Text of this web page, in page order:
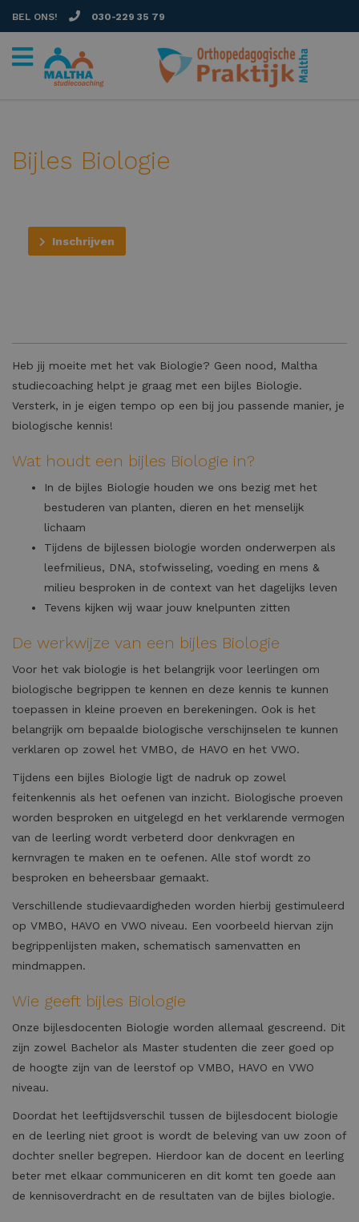
BEL ONS! 030-229 35 79
Bijles Biologie
Inschrijven
Heb jij moeite met het vak Biologie? Geen nood, Maltha
studiecoaching helpt je graag met een bijles Biologie.
Versterk, in je eigen tempo op een bij jou passende manier, je
biologische kennis!
Wat houdt een bijles Biologie in?
In de bijles Biologie houden we ons bezig met het
bestuderen van planten, dieren en het menselijk
lichaam
Tijdens de bijlessen biologie worden onderwerpen als
leefmilieus, DNA, stofwisseling, voeding en mens &
milieu besproken in de context van het dagelijks leven
Tevens kijken wij waar jouw knelpunten zitten
De werkwijze van een bijles Biologie
Voor het vak biologie is het belangrijk voor leerlingen om
biologische begrippen te kennen en deze kennis te kunnen
toepassen in kleine proeven en berekeningen. Ook is het
belangrijk om bepaalde biologische verschijnselen te kunnen
verklaren op zowel het VMBO, de HAVO en het VWO.
Tijdens een bijles Biologie ligt de nadruk op zowel
feitenkennis als het oefenen van inzicht. Biologische proeven
worden besproken en uitgelegd en het verklarende vermogen
van de leerling wordt verbeterd door denkvragen en
kernvragen te maken en te oefenen. Alle stof wordt zo
besproken en beheersbaar gemaakt.
Verschillende studievaardigheden worden hierbij gestimuleerd
op VMBO, HAVO en VWO niveau. Een voorbeeld hiervan zijn
begrippenlijsten maken, schematisch samenvatten en
mindmappen.
Wie geeft bijles Biologie
Onze bijlesdocenten Biologie worden allemaal gescreend. Dit
zijn zowel Bachelor als Master studenten die zeer goed op
de hoogte zijn van de leerstof op VMBO, HAVO en VWO
niveau.
Doordat het leeftijdsverschil tussen de bijlesdocent biologie
en de leerling niet groot is wordt de beleving van uw zoon of
dochter sneller begrepen. Hierdoor kan de docent en leerling
beter met elkaar communiceren en dit komt ten goede aan
de kennisoverdracht en de resultaten van de bijles biologie.